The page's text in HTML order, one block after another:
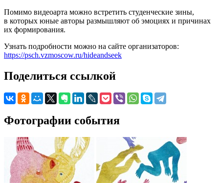
Помимо видеоарта можно встретить студенческие зины,
в которых юные авторы размышляют об эмоциях и причинах
их формирования.
Узнать подробности можно на сайте организаторов:
https://psch.vzmoscow.ru/hideandseek
Поделиться ссылкой
Фотографии события